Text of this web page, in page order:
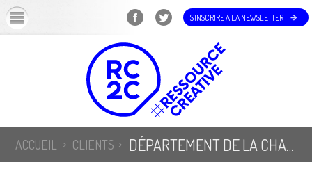
S'INSCRIRE À LA NEWSLETTER
ACCUEIL CLIENTS DÉPARTEMENT DE LA CHARENTE-MARITIME // STRATÉGIE DE MARQUE ET IDENTITÉ GRAPHIQUE DES ESPACES NATURELS SENSIBLES